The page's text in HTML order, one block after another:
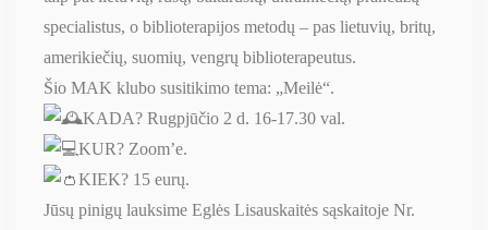
specialistus, o biblioterapijos metodų – pas lietuvių, britų,
amerikiečių, suomių, vengrų biblioterapeutus.
Šio MAK klubo susitikimo tema: „Meilė“.
KADA? Rugpjūčio 2 d. 16-17.30 val.
KUR? Zoom’e.
KIEK? 15 eurų.
Jūsų pinigų lauksime Eglės Lisauskaitės sąskaitoje Nr.